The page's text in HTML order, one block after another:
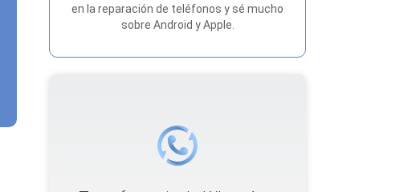
en la reparación de teléfonos y sé mucho
sobre Android y Apple.